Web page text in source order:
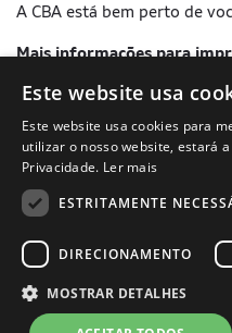
A CBA está bem perto de
Mais informações para
Andrea Giardino (11)
Cesar Augusto Sampaio
Termos de Uso
Este website usa
Este website usa cookies para
utilizar o nosso website, estará
Privacidade. Ler mais
ESTRITAMENTE
DIRECIONAMENTO
MOSTRAR DETALHES